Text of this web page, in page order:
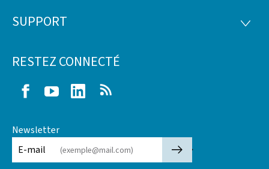
page
SUPPORT
RESTEZ CONNECTÉ
FacebookYoutube LinkedIn
Newsletter
E-mail
🡒